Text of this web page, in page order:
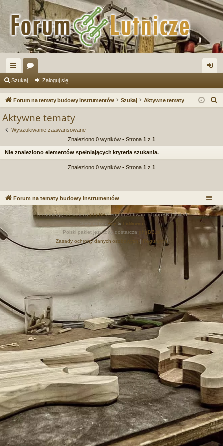
ię
ce
or
a og
Szukaj Zaloguj się
Forum na tematy budowy instrumentów Szukaj Aktywne tematy
Aktywne tematy
Wyszukiwanie zaawansowane
Znaleziono 0 wyników • Strona 1 z 1
Nie znaleziono elementów spełniających kryteria szukania.
Znaleziono 0 wyników • Strona 1 z 1
Forum na tematy budowy instrumentów
Technologię dostarczaphpBB® Forum Software © phpBB Limited
Style autor: Arty & halilesen
Polski pakiet językowy dostarcza
phpBB.pl
Zasady ochrony danych osobowych
Regulamin